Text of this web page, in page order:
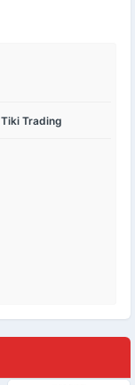
Tiki Trading